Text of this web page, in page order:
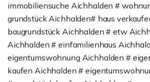
immobiliensuche Aichhalden #
grundstück Aichhalden# haus
baugrundstück Aichhalden # etw
Aichhalden # einfamilienhaus
eigentumswohnung Aichhalden #
kaufen Aichhalden #